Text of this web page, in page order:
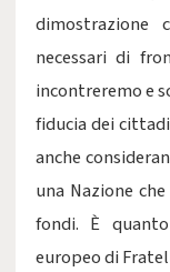
dimostrazione
necessari di
incontreremo e
fiducia dei
anche
una Nazione
fondi. È
europeo di